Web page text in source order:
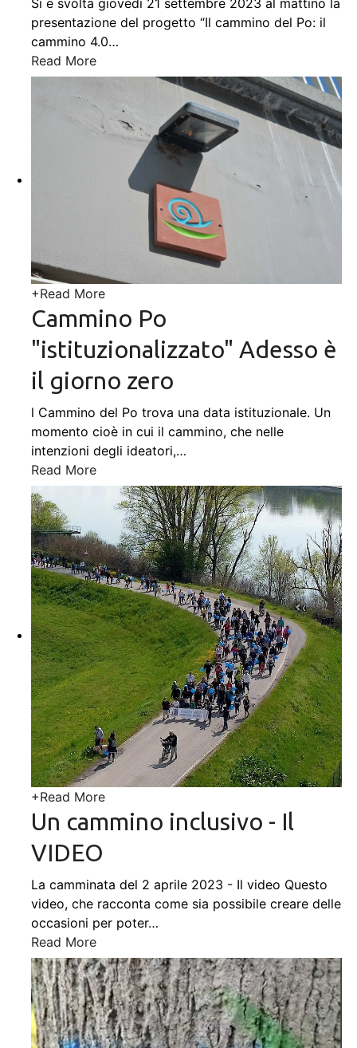
Si è svolta giovedì 21 settembre 2023 al mattino la
presentazione del progetto “Il cammino del Po: il
cammino 4.0…
Read More
+Read More
Cammino Po
"istituzionalizzato" Adesso è
il giorno zero
l Cammino del Po trova una data istituzionale. Un
momento cioè in cui il cammino, che nelle
intenzioni degli ideatori,…
Read More
+Read More
Un cammino inclusivo - Il
VIDEO
La camminata del 2 aprile 2023 - Il video Questo
video, che racconta come sia possibile creare delle
occasioni per poter…
Read More